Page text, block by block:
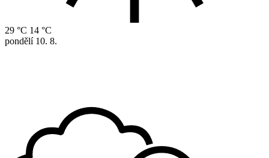
29 °C 14 °C
pondělí 10. 8.